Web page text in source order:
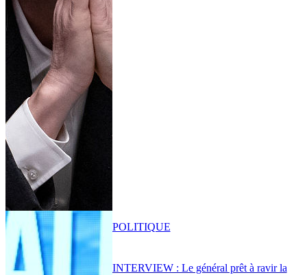
INTERVIEW : Le général prêt à ravir la
POLITIQUE